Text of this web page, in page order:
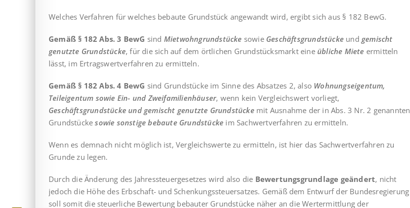
Welches Verfahren für welches bebaute Grundstück angewandt wird, ergibt sich aus § 182 BewG.
Gemäß § 182 Abs. 3 BewG sind Mietwohngrundstücke sowie Geschäftsgrundstücke und gemischt
genutzte Grundstücke, für die sich auf dem örtlichen Grundstücksmarkt eine übliche Miete ermitteln
lässt, im Ertragswertverfahren zu ermitteln.
Gemäß § 182 Abs. 4 BewG sind Grundstücke im Sinne des Absatzes 2, also Wohnungseigentum,
Teileigentum sowie Ein- und Zweifamilienhäuser, wenn kein Vergleichswert vorliegt,
Geschäftsgrundstücke und gemischt genutzte Grundstückemit Ausnahme der in Abs. 3 Nr. 2 genannten
Grundstückesowie sonstige bebaute Grundstücke im Sachwertverfahren zu ermitteln.
Wenn es demnach nicht möglich ist, Vergleichswerte zu ermitteln, ist hier das Sachwertverfahren zu
Grunde zu legen.
Durch die Änderung des Jahressteuergesetzes wird also die Bewertungsgrundlage geändert, nicht
jedoch die Höhe des Erbschaft- und Schenkungssteuersatzes. Gemäß dem Entwurf der Bundesregierung
soll somit die steuerliche Bewertung bebauter Grundstücke näher an die Wertermittlung der